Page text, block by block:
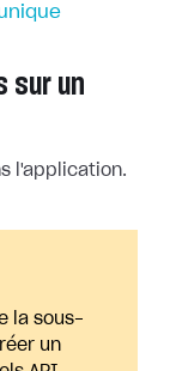
sur un
l'application.
la sous-
un